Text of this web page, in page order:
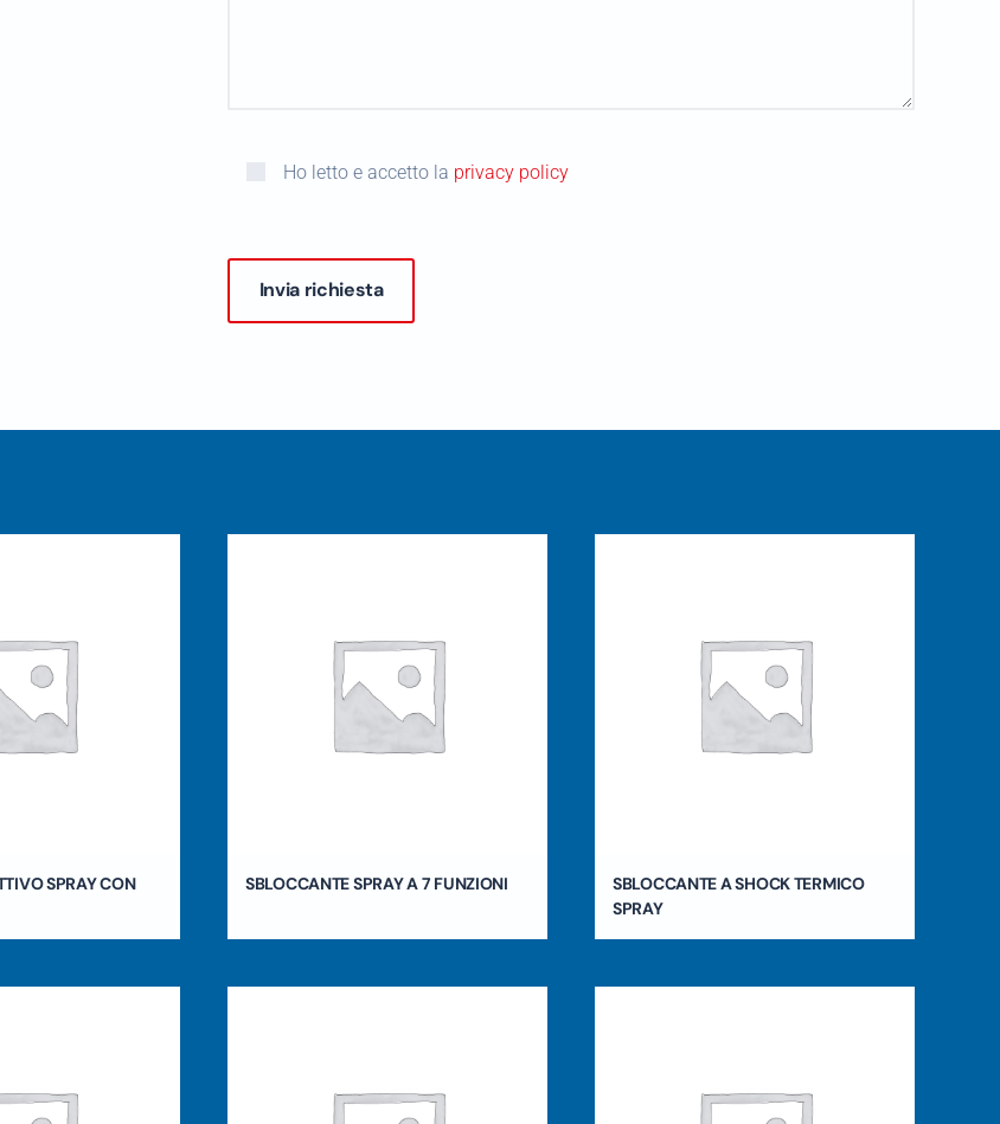
Ho letto e accetto la privacy policy
SPRAY CON
SBLOCCANTE SPRAY A 7 FUNZIONI
SBLOCCANTE A SHOCK TERMICO
SPRAY